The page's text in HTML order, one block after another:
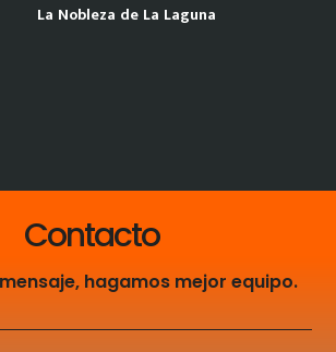
La Nobleza de La Laguna
Contacto
hagamos mejor equipo.